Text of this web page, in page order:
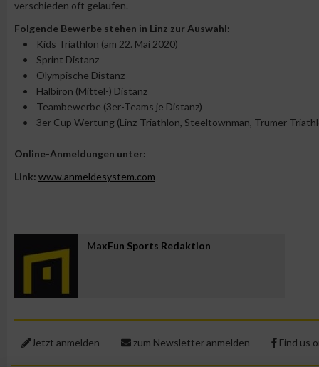
verschieden oft gelaufen.
Folgende Bewerbe stehen in Linz zur Auswahl:
• Kids Triathlon (am 22. Mai 2020)
• Sprint Distanz
• Olympische Distanz
• Halbiron (Mittel-) Distanz
• Teambewerbe (3er-Teams je Distanz)
• 3er Cup Wertung (Linz-Triathlon, Steeltownman, Trumer
Online-Anmeldungen unter:
Link: www.anmeldesystem.com
MaxFun Sports Redaktion
Jetzt anmelden zum Newsletter anmelden Find us